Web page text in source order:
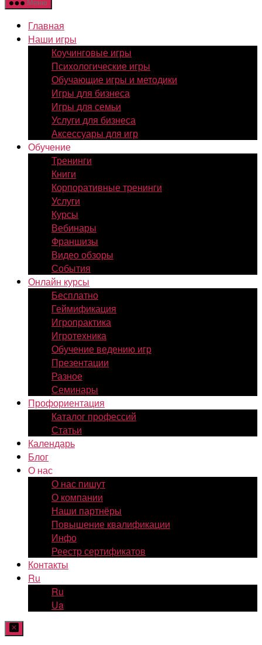
Меню
Главная
Наши игры
Коучинговые игры
Психологические игры
Обучающие игры и методики
Игры для бизнеса
Игры для семьи
Услуги для бизнеса
Аксессуары для игр
Обучение
Тренинги
Книги
Корпоративные тренинги
Услуги
Курсы
Вебинары
Франшизы
Видео обзоры
События
Онлайн курсы
Бесплатно
Геймификация
Игропрактика
Игротехника
Обучение ведению игр
Презентации
Разное
Семинары
Профориентация
Каталог профессий
Статьи
Календарь
Блог
О нас
О нас пишут
О компании
Наши партнёры
Повышение квалификации
Инфо
Реестр сертификатов
Контакты
Ru
Ru
Ua